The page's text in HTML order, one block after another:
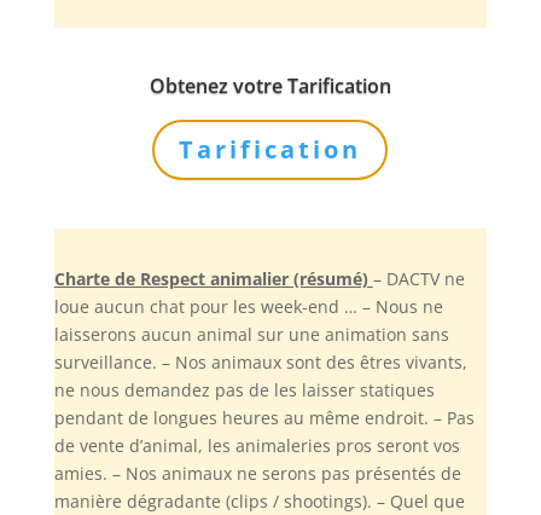
Obtenez votre Tarification
Tarification
Charte de Respect animalier (résumé) – DACTV ne
loue aucun chat pour les week-end … – Nous ne
laisserons aucun animal sur une animation sans
surveillance. – Nos animaux sont des êtres vivants,
ne nous demandez pas de les laisser statiques
pendant de longues heures au même endroit. – Pas
de vente d’animal, les animaleries pros seront vos
amies. – Nos animaux ne serons pas présentés de
manière dégradante (clips / shootings). – Quel que